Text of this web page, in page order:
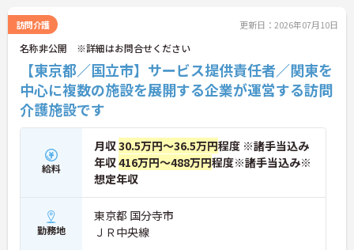
合えます。
＜頑張りがしっかり給与に反映される仕組み＞「社
員を大事にする」をモットーに、業界トップクラス
の給与水準を目指しています。賞与は年2回あり、資
格手当や土日出勤手当も充実。キャリアパスも明確
で、管理者へのステップアップなど、頑張りに応じ
て収入もやりがいもアップします。
訪問介護 更新日：2026年07月10日
名称非公開 ※詳細はお問合せください
【東京都／国立市】サービス提供責任者／関東を
中心に複数の施設を展開する企業が運営する訪問
介護施設です
給料
月収30.5万円～36.5万円程度 ※諸手当込み
年収416万円～488万円程度※諸手当込み※
想定年収
勤務地
東京都 国分寺市
ＪＲ中央線